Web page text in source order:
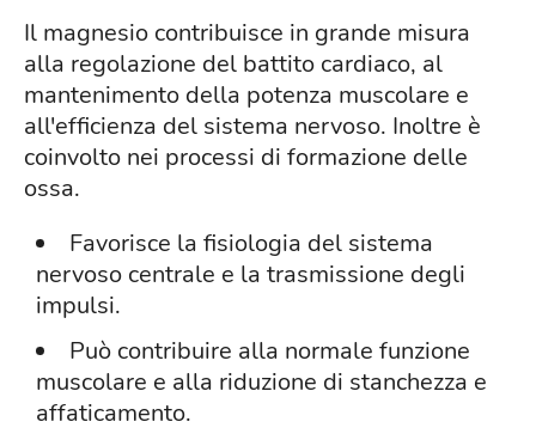
Il magnesio contribuisce in grande misura
alla regolazione del battito cardiaco, al
mantenimento della potenza muscolare e
all'efficienza del sistema nervoso. Inoltre è
coinvolto nei processi di formazione delle
ossa.
Favorisce la fisiologia del sistema
nervoso centrale e la trasmissione degli
impulsi.
Può contribuire alla normale funzione
muscolare e alla riduzione di stanchezza e
affaticamento.